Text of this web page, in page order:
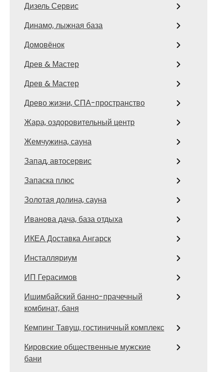
Дизель Сервис
Динамо, лыжная база
Домовёнок
Древ & Мастер
Древ & Мастер
Древо жизни, СПА-пространство
Жара, оздоровительный центр
Жемчужина, сауна
Запад, автосервис
Запаска плюс
Золотая долина, сауна
Иванова дача, база отдыха
ИКЕА Доставка Ангарск
Инсталляриум
ИП Герасимов
Ишимбайский банно-прачечный
комбинат, баня
Кемпинг Тавуш, гостиничный комплекс
Кировские общественные мужские
бани